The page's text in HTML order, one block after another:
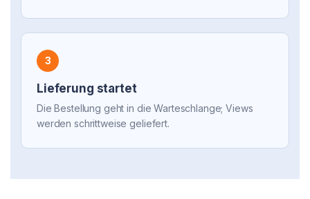
3
Lieferung startet
Die Bestellung geht in die Warteschlange; Views
werden schrittweise geliefert.